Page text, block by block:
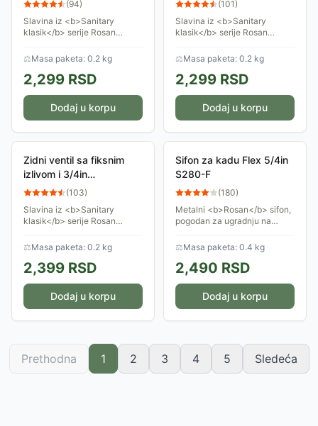
(94)
Slavina iz <b>Sanitary
klasik</b> serije Rosan
kućnu upotrebu, gde postoji
samo jedan dovod vode,
hladne ili tople.
⚖Masa paketa: 0.2 kg
2,299 RSD
Dodaj u korpu
(101)
Slavina iz <b>Sanitary
klasik</b> serije Rosan
kućnu upotrebu, gde postoji
samo jedan dovod vode,
hladne ili tople.
⚖Masa paketa: 0.2 kg
2,299 RSD
Dodaj u korpu
Zidni ventil sa fiksnim
izlivom i 3/4in
priključkom A57F12
(103)
Slavina iz <b>Sanitary
klasik</b> serije Rosan
kućnu upotrebu, gde postoji
samo jedan dovod vode,
hladne ili tople. Ima...
⚖Masa paketa: 0.2 kg
2,399 RSD
Dodaj u korpu
Sifon za kadu Flex 5/4in
S280-F
(180)
Metalni <b>Rosan</b> sifon,
pogodan za ugradnju na
vazduha iz kanalicacione
mreže u kupatilo.
⚖Masa paketa: 0.4 kg
2,490 RSD
Dodaj u korpu
Prethodna 1 2 3 4 5 Sledeća